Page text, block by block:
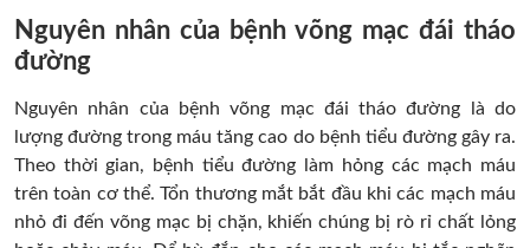
Nguyên nhân của bệnh võng mạc đái tháo
đường
Nguyên nhân của bệnh võng mạc đái tháo đường là do
lượng đường trong máu tăng cao do bệnh tiểu đường gây ra.
Theo thời gian, bệnh tiểu đường làm hỏng các mạch máu
trên toàn cơ thể. Tổn thương mắt bắt đầu khi các mạch máu
nhỏ đi đến võng mạc bị chặn, khiến chúng bị rò rỉ chất lỏng